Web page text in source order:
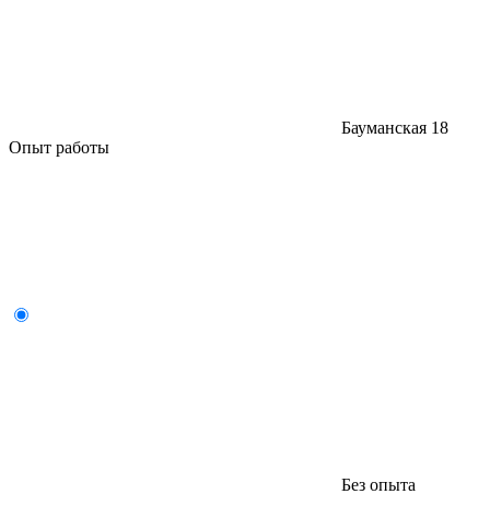
Бауманская 18
Опыт работы
Без опыта